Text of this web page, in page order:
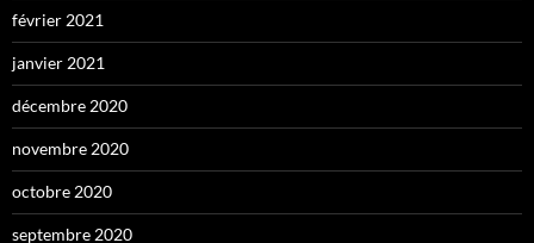
février 2021
janvier 2021
décembre 2020
novembre 2020
octobre 2020
septembre 2020